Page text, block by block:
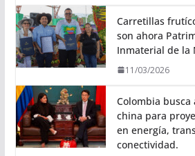
Carretillas
son ahora
Inmaterial de la
11/03/2026
Colombia
china para
en energía,
conectividad.